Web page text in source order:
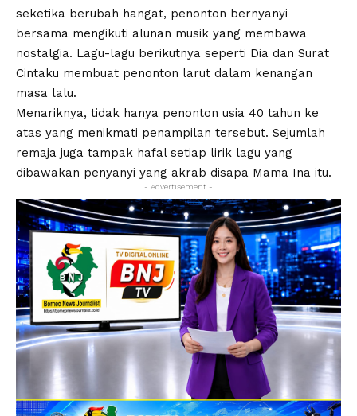
seketika berubah hangat, penonton bernyanyi
bersama mengikuti alunan musik yang membawa
nostalgia. Lagu-lagu berikutnya seperti Dia dan Surat
Cintaku membuat penonton larut dalam kenangan
masa lalu.
Menariknya, tidak hanya penonton usia 40 tahun ke
atas yang menikmati penampilan tersebut. Sejumlah
remaja juga tampak hafal setiap lirik lagu yang
dibawakan penyanyi yang akrab disapa Mama Ina itu.
- Advertisement -